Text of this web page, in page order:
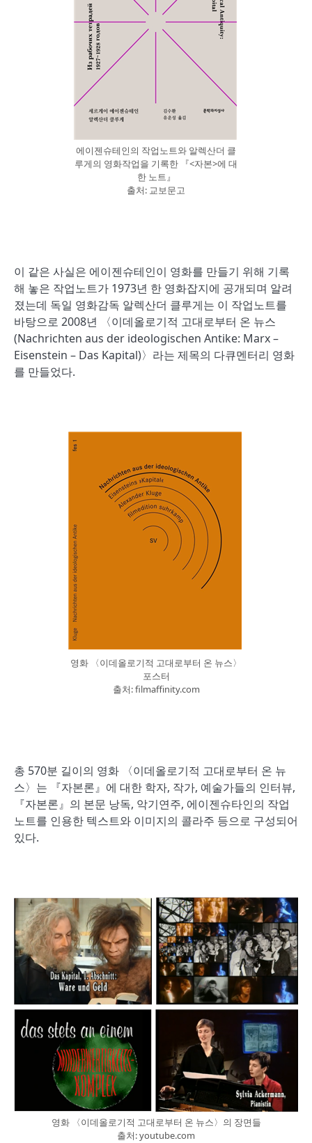
에이젠슈테인의 작업노트와 알렉산더 클
루게의 영화작업을 기록한 『<자본>에 대
한 노트』
출처: 교보문고
이 같은 사실은 에이젠슈테인이 영화를 만들기 위해 기록
해 놓은 작업노트가 1973년 한 영화잡지에 공개되며 알려
졌는데 독일 영화감독 알렉산더 클루게는 이 작업노트를
바탕으로 2008년 〈이데올로기적 고대로부터 온 뉴스
(Nachrichten aus der ideologischen Antike: Marx –
Eisenstein – Das Kapital)〉라는 제목의 다큐멘터리 영화
를 만들었다.
영화 〈이데올로기적 고대로부터 온 뉴스〉
포스터
출처: filmaffinity.com
총 570분 길이의 영화 〈이데올로기적 고대로부터 온 뉴
스〉는 『자본론』에 대한 학자, 작가, 예술가들의 인터뷰,
『자본론』의 본문 낭독, 악기연주, 에이젠슈타인의 작업
노트를 인용한 텍스트와 이미지의 콜라주 등으로 구성되어
있다.
영화 〈이데올로기적 고대로부터 온 뉴스〉의 장면들
출처: youtube.com